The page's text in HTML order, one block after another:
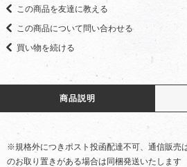
この商品を友達に教える
この商品について問い合わせる
買い物を続ける
商品説明
※規格外につきポスト投函配達不可、通信販売
のお取り置きがある場合は同梱発送いたします